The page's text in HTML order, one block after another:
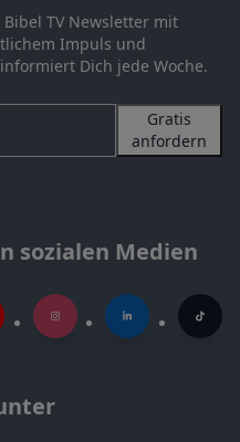
TV Newsletter mit
Impuls und
Dich jede Woche.
Gratis
anfordern
sozialen Medien